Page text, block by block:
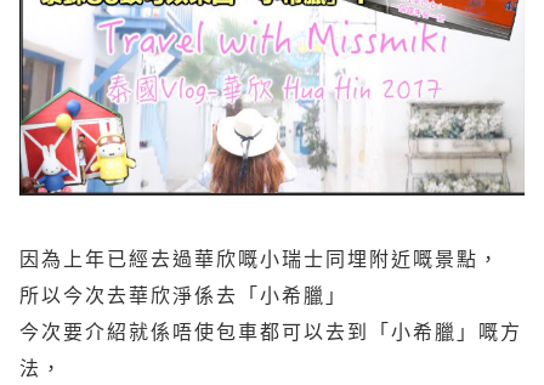
因為上年已經去過華欣嘅小瑞士同埋附近嘅景點，
所以今次去華欣淨係去「小希臘」
今次要介紹就係唔使包車都可以去到「小希臘」嘅方
法，